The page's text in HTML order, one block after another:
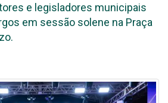
e legisladores municipais
em sessão solene na Praça